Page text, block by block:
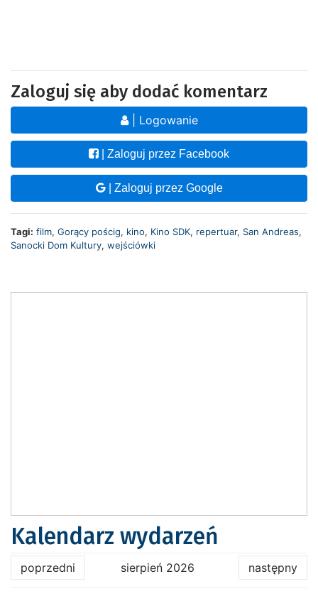
Zaloguj się aby dodać komentarz
| Logowanie
| Zaloguj przez Facebook
| Zaloguj przez Google
Tagi: film, Gorący pościg, kino, Kino SDK, repertuar, San Andreas,
Sanocki Dom Kultury, wejściówki
Kalendarz wydarzeń
poprzedni sierpień 2026 następny